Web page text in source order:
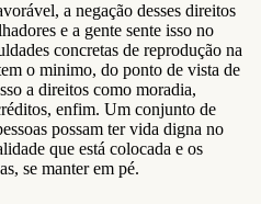
a negação desses direitos
e a gente sente isso no
concretas de reprodução na
o minimo, do ponto de vista de
a direitos como moradia,
enfim. Um conjunto de
possam ter vida digna no
que está colocada e os
se manter em pé.